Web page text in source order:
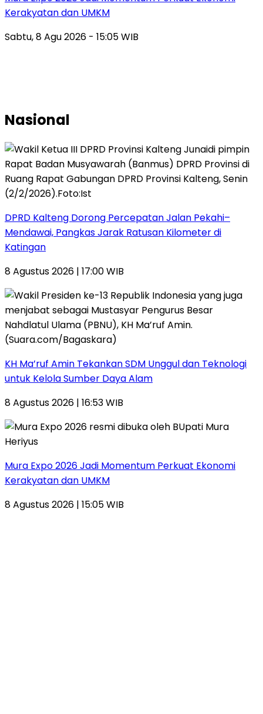
Kerakyatan dan UMKM
Sabtu, 8 Agu 2026 - 15:05 WIB
Nasional
DPRD Kalteng Dorong Percepatan Jalan Pekahi–
Mendawai, Pangkas Jarak Ratusan Kilometer di
Katingan
8 Agustus 2026 | 17:00 WIB
KH Ma’ruf Amin Tekankan SDM Unggul dan Teknologi
untuk Kelola Sumber Daya Alam
8 Agustus 2026 | 16:53 WIB
Mura Expo 2026 Jadi Momentum Perkuat Ekonomi
Kerakyatan dan UMKM
8 Agustus 2026 | 15:05 WIB